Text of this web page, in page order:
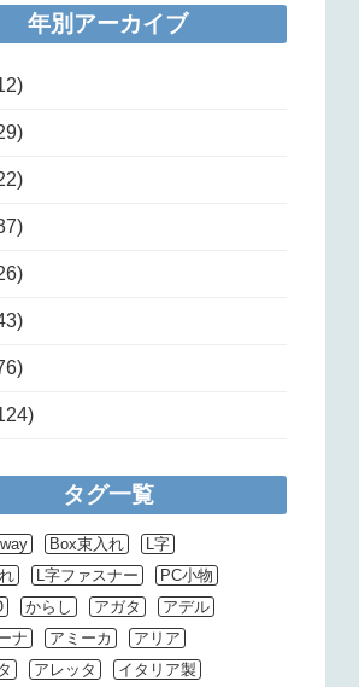
年別アーカイブ
タグ一覧
Box束入れ
L字
L字ファスナー
PC小物
からし アガタ
アデル
ナ
アミーカ
アリア
アレッタ
イタリア製